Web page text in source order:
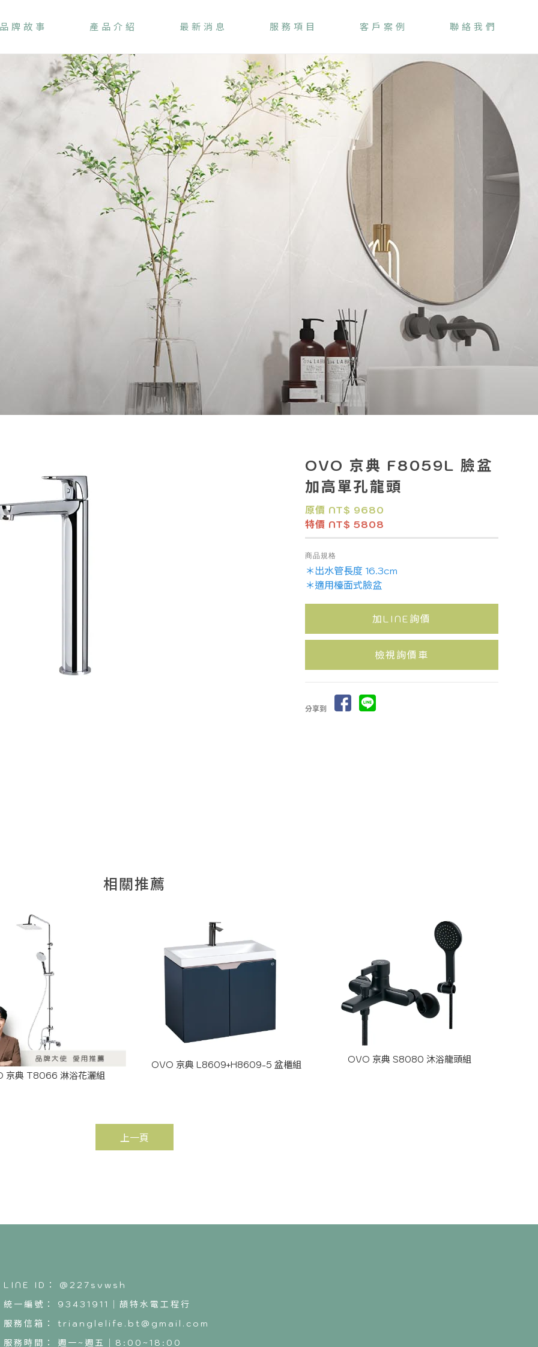
品牌故事 產品介紹
T
最新消息 服務項目 客戶案例 聯絡我們
T
OVO 京典 F8059L 臉盆
加高單孔龍頭
原價 NT$ 9680
特價 NT$ 5808
商品規格
＊出水管長度 16.3cm
＊適用檯面式臉盆
加LINE詢價
檢視詢價車
分享到
京典 T8066 淋浴花灑組
OVO 京典 L8609+H8609-5 盆櫃組 OVO 京典 S8080 沐浴龍頭組
上一頁
@227svwsh
93431911｜頡特水電工程行
trianglelife.bt@gmail.com
週一~週五｜8:00~18:00